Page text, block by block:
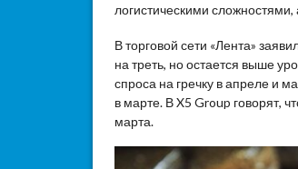
логистическими
В торговой сети «Лента»
на треть, но остается выше
спроса на гречку в апреле и
в марте. В X5 Group говорят,
марта.